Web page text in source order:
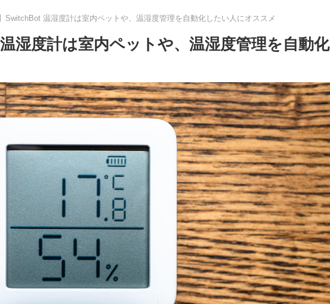
SwitchBot 温湿度計は室内ペットや、温湿度管理を自動化したい人にオススメ
湿度計は室内ペットや、温湿度管理を自動化